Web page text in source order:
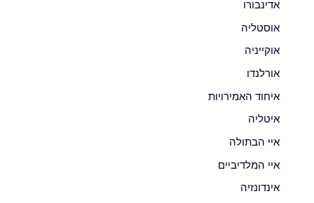
אדינבורו
אוסטליה
אוקייניה
אורלנדו
איחוד האמירויות
איטליה
איי הבתולה
איי המלדיביים
אינדונזיה